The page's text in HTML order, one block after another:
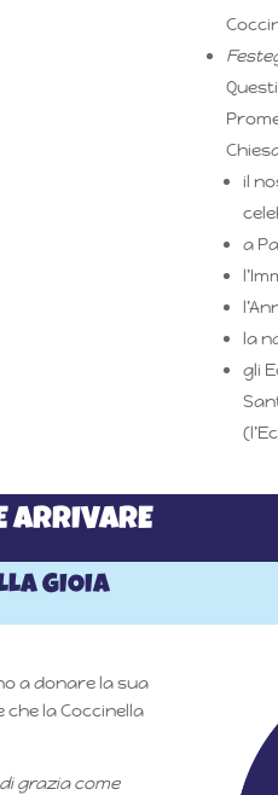
il
a
la
gli
ARRIVARE
GIOIA
a donare la sua
la Coccinella
grazia come